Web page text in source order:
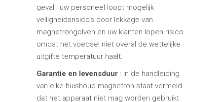
geval ; uw personeel loopt mogelijk
veiligheidsrisico’s door lekkage van
magnetrongolven en uw klanten lopen risico
omdat het voedsel niet overal de wettelijke
uitgifte temperatuur haalt.
Garantie en levensduur : in de handleiding
van elke huishoud magnetron staat vermeld
dat het apparaat niet mag worden gebruikt